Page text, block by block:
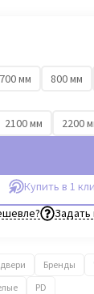
700 мм 800 мм
2100 мм 2200
Купить в 1
Задать
Бренды
PD